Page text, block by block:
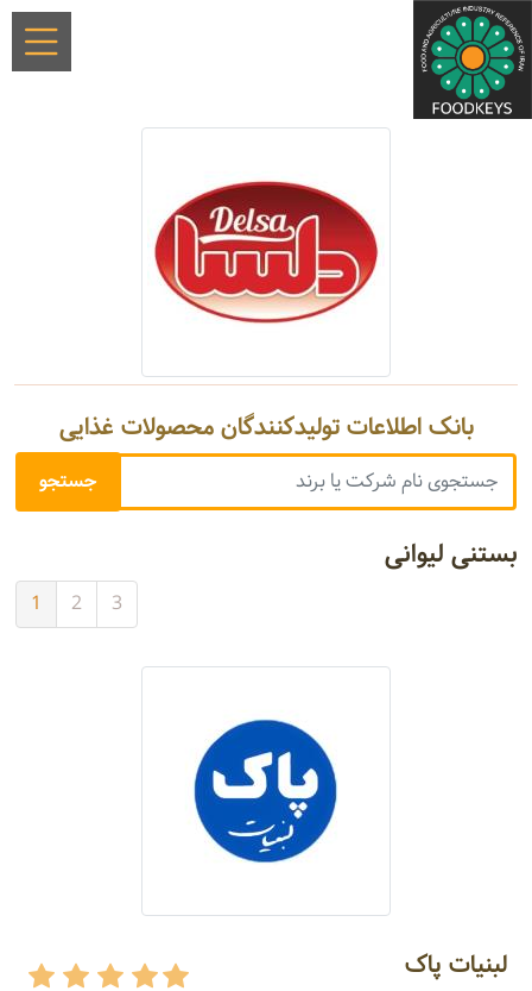
بانک اطلاعات تولیدکنندگان محصولات غذایی
بستنی لیوانی
1 2 3
لبنیات پاک